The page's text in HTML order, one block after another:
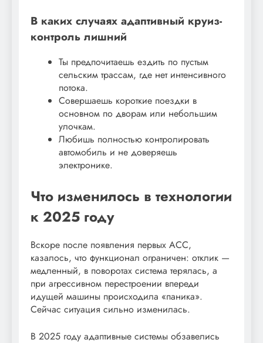
В каких случаях адаптивный круиз-
контроль лишний
Ты предпочитаешь ездить по пустым
сельским трассам, где нет интенсивного
потока.
Совершаешь короткие поездки в
основном по дворам или небольшим
улочкам.
Любишь полностью контролировать
автомобиль и не доверяешь
электронике.
Что изменилось в технологии
к 2025 году
Вскоре после появления первых ACC,
казалось, что функционал ограничен: отклик —
медленный, в поворотах система терялась, а
при агрессивном перестроении впереди
идущей машины происходила «паника».
Сейчас ситуация сильно изменилась.
В 2025 году адаптивные системы обзавелись